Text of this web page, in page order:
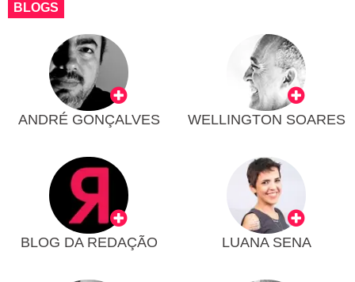
BLOGS
ANDRÉ GONÇALVES WELLINGTON SOARES
BLOG DA REDAÇÃO LUANA SENA